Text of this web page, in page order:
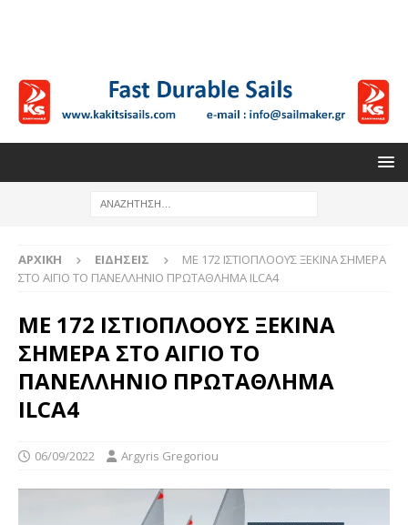
ΑΡΧΙΚΉ ΕΙΔΉΣΕΙΣ
ΜΕ 172 ΙΣΤΙΟΠΛΟΟΥΣ ΞΕΚΙΝΑ ΣΗΜΕΡΑ
ΣΤΟ ΑΙΓΙΟ ΤΟ ΠΑΝΕΛΛΗΝΙΟ ΠΡΩΤΑΘΛΗΜΑ ILCA4
ΜΕ 172 ΙΣΤΙΟΠΛΟΟΥΣ ΞΕΚΙΝΑ
ΣΗΜΕΡΑ ΣΤΟ ΑΙΓΙΟ ΤΟ
ΠΑΝΕΛΛΗΝΙΟ ΠΡΩΤΑΘΛΗΜΑ
ILCA4
06/09/2022 Argyris Gregoriou